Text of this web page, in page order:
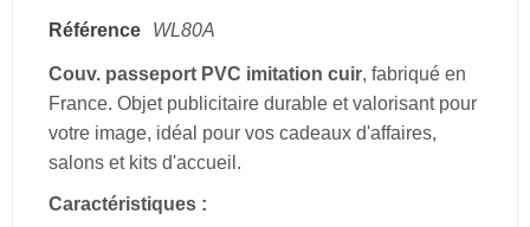
Référence WL80A
Couv. passeport PVC imitation cuir, fabriqué en
France. Objet publicitaire durable et valorisant pour
votre image, idéal pour vos cadeaux d'affaires,
salons et kits d'accueil.
Caractéristiques :